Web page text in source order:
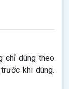
chỉ dùng theo
khi dùng.